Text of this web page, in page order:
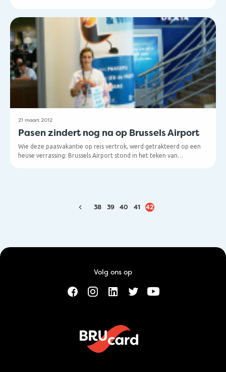
Kreta en gelegen aan de Egeïsche Zee. En vanaf 1 juni vertrekken
twee vluchten per week naar Corfu, het meest noordelijk gelegen
Griekse eiland in de Ionische zee.
Mocht je nog inspiratie zoeken voor de perfecte
vakantiebestemming…
21 maart 2012
Pasen zindert nog na op Brussels Airport
Wie deze paasvakantie op reis vertrok, werd getrakteerd op een
heuse verrassing: Brussels Airport stond in het teken van
chocolatiers genieten zoals Neuhaus, Godiva en Corné Port Royal.
38 39 40 41 42
Volg ons op